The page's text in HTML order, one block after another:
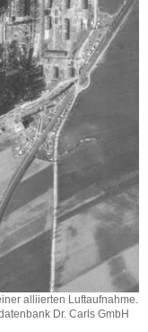
alliierten Luftaufnahme.
Dr. Carls GmbH